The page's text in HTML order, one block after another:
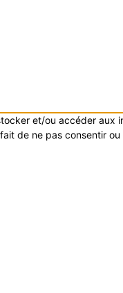
et/ou accéder
de ne pas consentir